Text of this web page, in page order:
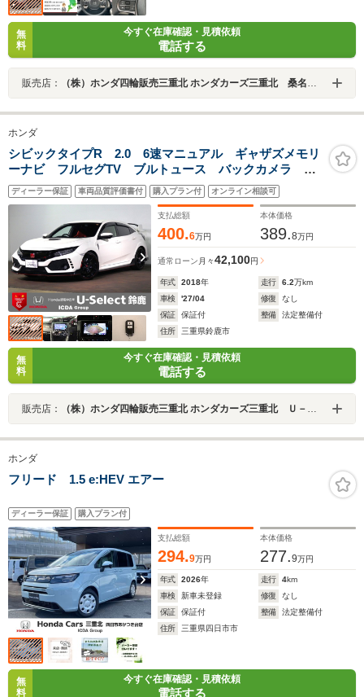
無
料
今すぐ在庫確認・見積依頼
電話する
販売店： （株）ホンダ四輪販売三重北 ホンダカーズ三重北 桑名陽だまりの丘店
ホンダ
シビックタイプR 2.0 6速マニュアル ギャザズメモリ
ーナビ フルセグTV ブルトュース バックカメラ
ETC車載器 LEDオートライト クルーズコントロー
ル 禁煙車 ドラレコ前後 スマートキー ターボ 純
ディーラー保証 車両品質評価書付 購入プラン付 オンライン相談可
支払総額
400.6万円
本体価格
389.8万円
通常ローン 月々42,100円
年式 2018年 走行 6.2万km
車検
'27/04 修復
なし
保証
保証付 整備
法定整備付
住所
三重県鈴鹿市
無
料
今すぐ在庫確認・見積依頼
電話する
販売店： （株）ホンダ四輪販売三重北 ホンダカーズ三重北 Ｕ－Ｓｅｌｅｃｔ鈴鹿
ホンダ
フリード 1.5 e:HEV エアー
ディーラー保証 購入プラン付
支払総額
294.9万円
本体価格
277.9万円
年式 2026年 走行 4km
車検
新車未登録 修復
なし
保証
保証付 整備
法定整備付
住所
三重県四日市市
無
料
今すぐ在庫確認・見積依頼
電話する